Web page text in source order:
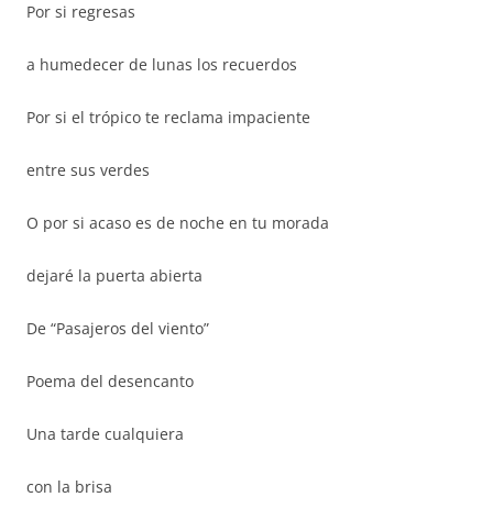
Por si regresas
a humedecer de lunas los recuerdos
Por si el trópico te reclama impaciente
entre sus verdes
O por si acaso es de noche en tu morada
dejaré la puerta abierta
De “Pasajeros del viento”
Poema del desencanto
Una tarde cualquiera
con la brisa